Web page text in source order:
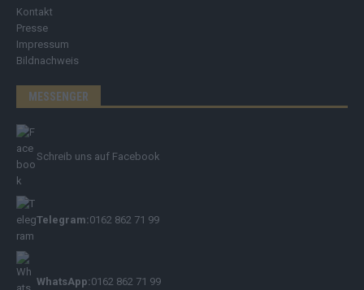
Kontakt
Presse
Impressum
Bildnachweis
MESSENGER
Schreib uns auf Facebook
Telegram:0162 862 71 99
WhatsApp:0162 862 71 99